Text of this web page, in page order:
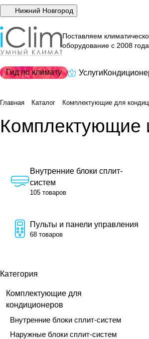
Нижний Новгород
Поставляем
оборудование с 2008 года
Гид по климату Услуги
Главная Каталог Комплектующие для
Комплектующие
Внутренние блоки сплит-
систем
105 товаров
Пульты и панели управления
68 товаров
Категория
Комплектующие для
кондиционеров
Внутренние блоки сплит-систем
Наружные блоки сплит-систем